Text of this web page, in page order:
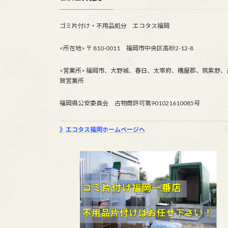
ゴミ片付け・不用品処分 エコタス福岡
<所在地> 〒 810-0011 福岡市中央区高砂2-12-8
<営業所> 福岡市、大野城、春日、太宰府、糟屋郡、筑紫野、
賀営業所
福岡県公安委員会 古物商許可第901021610085号
》エコタス福岡ホームページへ